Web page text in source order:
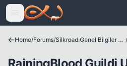
Icerige atla
Home/Forums/ Silkroad Genel Bilgiler ve Update Bilgileri /